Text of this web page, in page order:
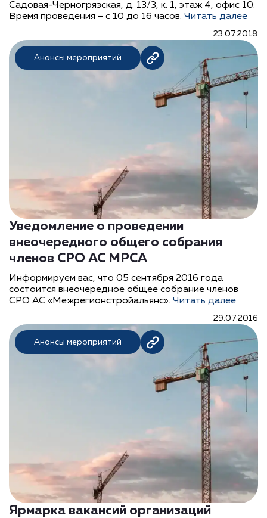
Садовая-Черногрязская, д. 13/3, к. 1, этаж 4, офис 10.
Время проведения – с 10 до 16 часов. Читать далее
23.07.2018
Уведомление о проведении
внеочередного общего собрания
членов СРО АС МРСА
Информируем вас, что 05 сентября 2016 года
состоится внеочередное общее собрание членов
СРО АС «Межрегионстройальянс». Читать далее
29.07.2016
Анонсы мероприятий
Анонсы мероприятий
Ярмарка вакансий организаций